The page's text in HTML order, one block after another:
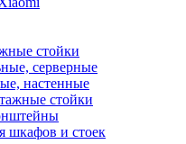
стойки
серверные
настенные
стойки
шкафов и стоек